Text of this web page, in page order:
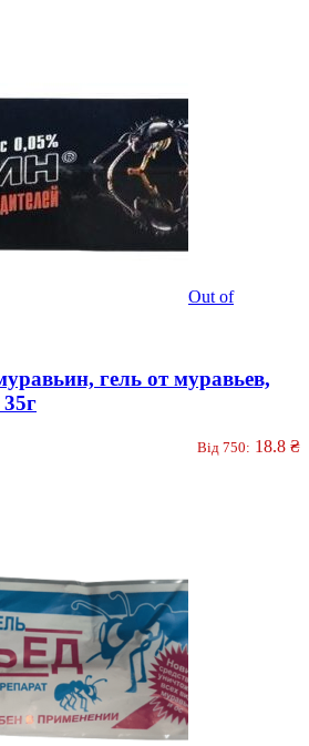
Out of
гель от муравьев,
Від 750: 18.8 ₴